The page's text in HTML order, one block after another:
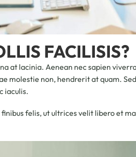
FACILISIS?
at lacinia. Aenean nec sapien
molestie non, hendrerit at quam.
iaculis.
felis, ut ultrices velit libero et